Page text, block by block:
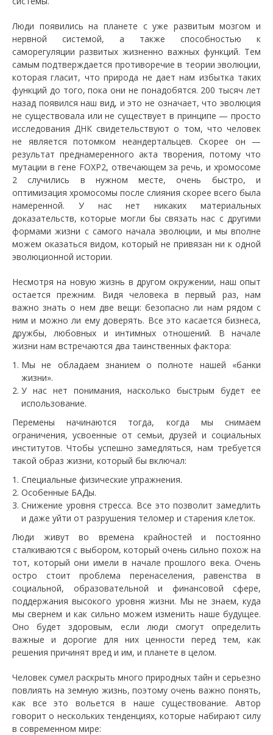
Люди появились на планете с уже развитым мозгом и
нервной системой, а также способностью к
саморегуляции развитых жизненно важных функций. Тем
самым подтверждается противоречие в теории эволюции,
которая гласит, что природа не дает нам избытка таких
функций до того, пока они не понадобятся. 200 тысяч лет
назад появился наш вид, и это не означает, что эволюция
не существовала или не существует в принципе — просто
исследования ДНК свидетельствуют о том, что человек
не является потомком неандертальцев. Скорее он —
результат преднамеренного акта творения, потому что
мутации в гене FOXP2, отвечающем за речь, и хромосоме
2 случились в нужном месте, очень быстро, и
оптимизация хромосомы после слияния скорее всего была
намеренной. У нас нет никаких материальных
доказательств, которые могли бы связать нас с другими
формами жизни с самого начала эволюции, и мы вполне
можем оказаться видом, который не привязан ни к одной
эволюционной истории.
Несмотря на новую жизнь в другом окружении, наш опыт
остается прежним. Видя человека в первый раз, нам
важно знать о нем две вещи: безопасно ли нам рядом с
ним и можно ли ему доверять. Все это касается бизнеса,
дружбы, любовных и интимных отношений. В начале
жизни нам встречаются два таинственных фактора:
Мы не обладаем знанием о полноте нашей «банки
жизни».
У нас нет понимания, насколько быстрым будет ее
использование.
Перемены начинаются тогда, когда мы снимаем
ограничения, усвоенные от семьи, друзей и социальных
институтов. Чтобы успешно замедляться, нам требуется
такой образ жизни, который бы включал:
Специальные физические упражнения.
Особенные БАДы.
Снижение уровня стресса. Все это позволит замедлить
и даже уйти от разрушения теломер и старения клеток.
Люди живут во времена крайностей и постоянно
сталкиваются с выбором, который очень сильно похож на
тот, который они имели в начале прошлого века. Очень
остро стоит проблема перенаселения, равенства в
социальной, образовательной и финансовой сфере,
поддержания высокого уровня жизни. Мы не знаем, куда
мы свернем и как сильно можем изменить наше будущее.
Оно будет здоровым, если люди смогут определить
важные и дорогие для них ценности перед тем, как
решения причинят вред и им, и планете в целом.
Человек сумел раскрыть много природных тайн и серьезно
повлиять на земную жизнь, поэтому очень важно понять,
как все это вольется в наше существование. Автор
говорит о нескольких тенденциях, которые набирают силу
в современном мире: